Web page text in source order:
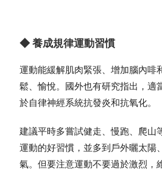
◆ 養成規律運動習慣
運動能緩解肌肉緊張、增加腦內啡
鬆、愉悅。國外也有研究指出，適
於自律神經系統抗發炎和抗氧化。
建議平時多嘗試健走、慢跑、爬山
運動的好習慣，並多到戶外曬太陽
氣。但要注意運動不要過於激烈，